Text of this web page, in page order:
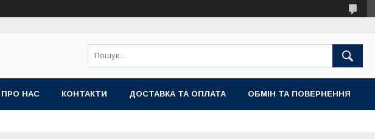
ПРО НАС КОНТАКТИ ДОСТАВКА ТА ОПЛАТА ОБМІН ТА ПОВЕРНЕННЯ